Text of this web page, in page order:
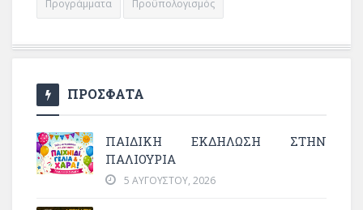
Προγράμματα Προϋπολογισμός
ΠΡΟΣΦΑΤΑ
ΠΑΙΔΙΚΗ ΕΚΔΗΛΩΣΗ ΣΤΗΝ
ΠΑΛΙΟΥΡΙΑ
5 ΑΥΓΟΎΣΤΟΥ, 2026